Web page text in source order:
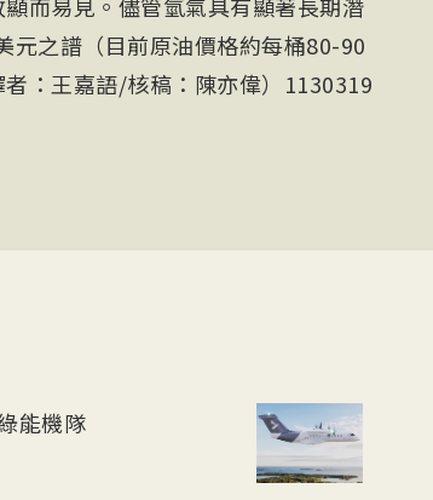
元之譜（目前原油價格約每桶80-90
：王嘉語/核稿：陳亦偉）1130319
空布局綠能機隊